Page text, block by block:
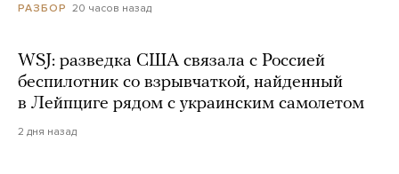
РАЗБОР 20 часов назад
WSJ: разведка США связала с Россией
беспилотник со взрывчаткой, найденный
в Лейпциге рядом с украинским самолетом
2 дня назад